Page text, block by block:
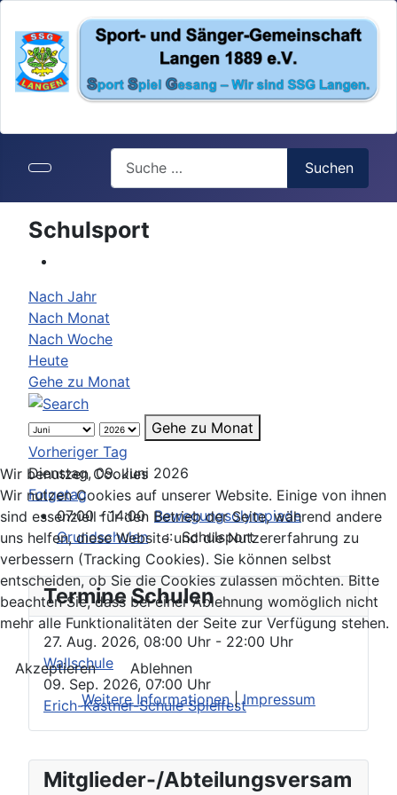
Search
Suchen
Mitglieder-/Abteilungsversam
Schulsport
Nach Jahr
Nach Monat
Nach Woche
Heute
Gehe zu Monat
Gehe zu Monat
Vorheriger Tag
Dienstag, 09. Juni 2026
Folgetag
07:00 - 14:00 Bewegungsolympiade
Grundschulen :: Schulsport
Termine Schulen
27. Aug. 2026, 08:00 Uhr - 22:00 Uhr
Wallschule
09. Sep. 2026, 07:00 Uhr
Erich-Kästner-Schule Spielfest
Wir benutzen Cookies
Wir nutzen Cookies auf unserer Website. Einige von ihnen
sind essenziell für den Betrieb der Seite, während andere
uns helfen, diese Website und die Nutzererfahrung zu
verbessern (Tracking Cookies). Sie können selbst
entscheiden, ob Sie die Cookies zulassen möchten. Bitte
beachten Sie, dass bei einer Ablehnung womöglich nicht
mehr alle Funktionalitäten der Seite zur Verfügung stehen.
Akzeptieren
Ablehnen
Weitere Informationen|Impressum